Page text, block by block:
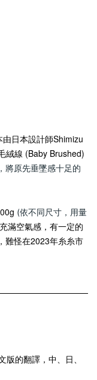
日本設計師Shimizu
絨線 (Baby Brushed)
將原先垂墜感十足的
(依不同尺寸，用量
充滿空氣感 ，有一定的
難怪在2023年糸糸市
版的翻譯，中、日、